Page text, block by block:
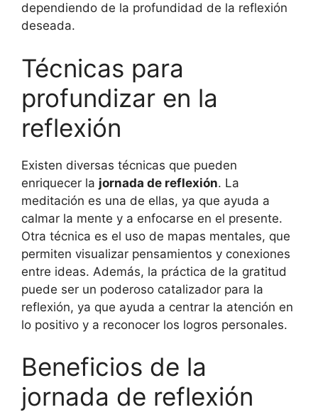
dependiendo de la profundidad de la reflexión
deseada.
Técnicas para
profundizar en la
reflexión
Existen diversas técnicas que pueden
enriquecer la jornada de reflexión. La
meditación es una de ellas, ya que ayuda a
calmar la mente y a enfocarse en el presente.
Otra técnica es el uso de mapas mentales, que
permiten visualizar pensamientos y conexiones
entre ideas. Además, la práctica de la gratitud
puede ser un poderoso catalizador para la
reflexión, ya que ayuda a centrar la atención en
lo positivo y a reconocer los logros personales.
Beneficios de la
jornada de reflexión